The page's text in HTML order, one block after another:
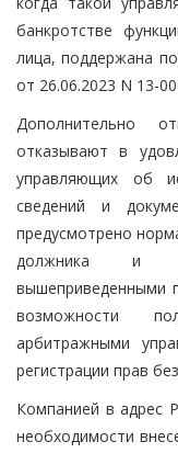
банкротстве
лица, поддержана
от 26.06.2023 N 13-
Дополнительно
отказывают в
управляющих об
сведений и
предусмотрено
должника и
вышеприведенными
возможности
арбитражными
регистрации прав
Компанией в адрес
необходимости